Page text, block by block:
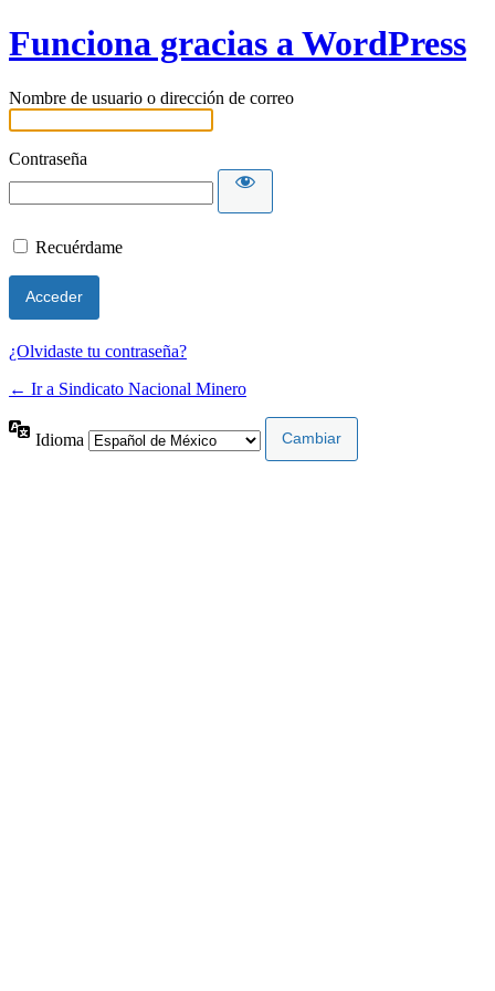
Funciona gracias a WordPress
Nombre de usuario o dirección de correo
Contraseña
Recuérdame
¿Olvidaste tu contraseña?
← Ir a Sindicato Nacional Minero
Idioma